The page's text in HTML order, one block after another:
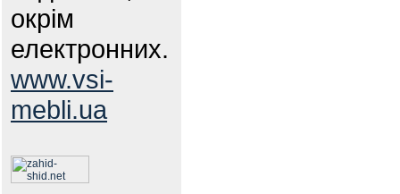
окрім
електронних.
www.vsi-
mebli.ua